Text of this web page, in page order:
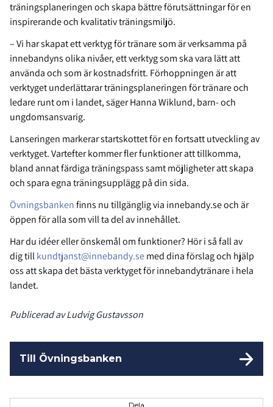
träningsplaneringen och skapa bättre förutsättningar för en
inspirerande och kvalitativ träningsmiljö.
– Vi har skapat ett verktyg för tränare som är verksamma på
innebandyns olika nivåer, ett verktyg som ska vara lätt att
använda och som är kostnadsfritt. Förhoppningen är att
verktyget underlättarar träningsplaneringen för tränare och
ledare runt om i landet, säger Hanna Wiklund, barn- och
ungdomsansvarig.
Lanseringen markerar startskottet för en fortsatt utveckling av
verktyget. Vartefter kommer fler funktioner att tillkomma,
bland annat färdiga träningspass samt möjligheter att skapa
och spara egna träningsupplägg på din sida.
Övningsbankenfinns nu tillgänglig via innebandy.se och är
öppen för alla som vill ta del av innehållet.
Har du idéer eller önskemål om funktioner? Hör i så fall av
digtillkundtjanst@innebandy.semed dina förslag och hjälp
oss att skapa det bästa verktyget för innebandytränare i hela
landet.
Publicerad av Ludvig Gustavsson
Till Övningsbanken
Dela